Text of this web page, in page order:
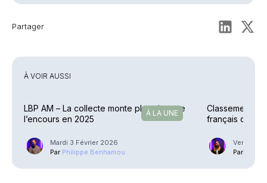
Partager
À VOIR AUSSI
À LA UNE
LBP AM – La collecte monte plus vite que
l’encours en 2025
Mardi 3 Février 2026
Par Philippe Benhamou
Classement –
français ont le
Vendredi
Par